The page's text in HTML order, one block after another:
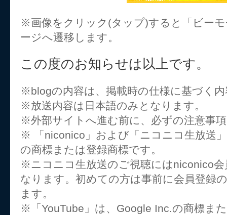
※画像をクリック(タップ)すると「ビー
ージへ遷移します。
この度のお知らせは以上です。
※blogの内容は、掲載時の仕様に基づく
※放送内容は日本語のみとなります。
※外部サイトへ進む前に、必ずの注意事
※ 「niconico」および「ニコニコ生放送
の商標または登録商標です。
※ニコニコ生放送のご視聴にはniconico会
なります。初めての方は事前に会員登録
ます。
※「YouTube」は、Google Inc.の商標ま